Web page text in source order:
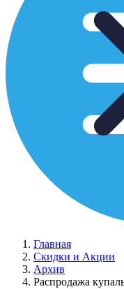
Главная
Скидки и Акции
Архив
Распродажа